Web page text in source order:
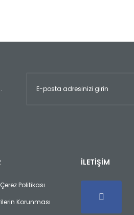
Yorum Yaz
Politikası
Korunması
İLETİŞİM